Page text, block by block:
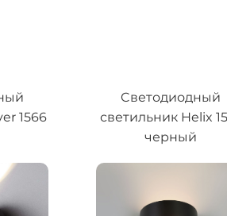
1566
Cветодиодный
светильник Helix
черный